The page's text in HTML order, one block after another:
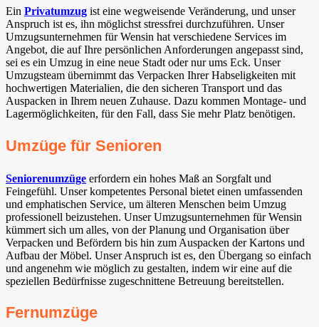
Ein Privatumzug ist eine wegweisende Veränderung, und unser
Anspruch ist es, ihn möglichst stressfrei durchzuführen. Unser
Umzugsunternehmen für Wensin hat verschiedene Services im
Angebot, die auf Ihre persönlichen Anforderungen angepasst sind,
sei es ein Umzug in eine neue Stadt oder nur ums Eck. Unser
Umzugsteam übernimmt das Verpacken Ihrer Habseligkeiten mit
hochwertigen Materialien, die den sicheren Transport und das
Auspacken in Ihrem neuen Zuhause. Dazu kommen Montage- und
Lagermöglichkeiten, für den Fall, dass Sie mehr Platz benötigen.
Umzüge für Senioren
Seniorenumzüge erfordern ein hohes Maß an Sorgfalt und
Feingefühl. Unser kompetentes Personal bietet einen umfassenden
und emphatischen Service, um älteren Menschen beim Umzug
professionell beizustehen. Unser Umzugsunternehmen für Wensin
kümmert sich um alles, von der Planung und Organisation über
Verpacken und Befördern bis hin zum Auspacken der Kartons und
Aufbau der Möbel. Unser Anspruch ist es, den Übergang so einfach
und angenehm wie möglich zu gestalten, indem wir eine auf die
speziellen Bedürfnisse zugeschnittene Betreuung bereitstellen.
Fernumzüge